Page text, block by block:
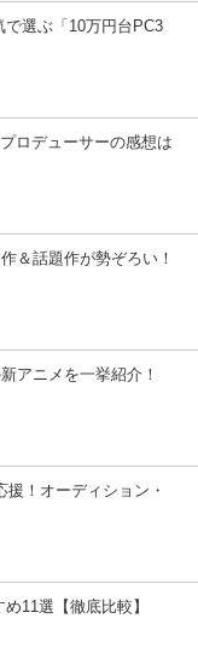
選ぶ「10万円台PC3
ロデューサーの感想は
＆話題作が勢ぞろい！
アニメを一挙紹介！
！オーディション・
11選【徹底比較】